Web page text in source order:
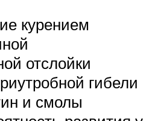
курением
отслойки
гибели
и смолы